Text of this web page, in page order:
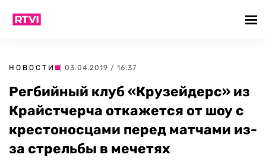
НОВОСТИ | 03.04.2019 / 16:37
Регбийный клуб «Крузейдерс» из
Крайстчерча откажется от шоу с
крестоносцами перед матчами из-
за стрельбы в мечетях